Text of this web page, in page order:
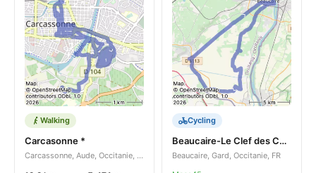
Walking
Carcasonne *
Carcassonne, Aude, Occitanie, FR
Cycling
Beaucaire-Le Clef des Champs-Bellegarde-Via Rhona-Beaucaire
Beaucaire, Gard, Occitanie, FR